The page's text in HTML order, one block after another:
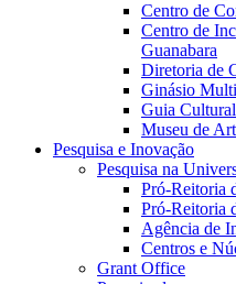
Centro de
Centro de
Guanabara
Diretoria de
Ginásio
Guia
Museu de
Pesquisa e Inovação
Pesquisa na
Pró-Reitoria
Pró-Reitoria
Agência de
Centros e
Grant Office